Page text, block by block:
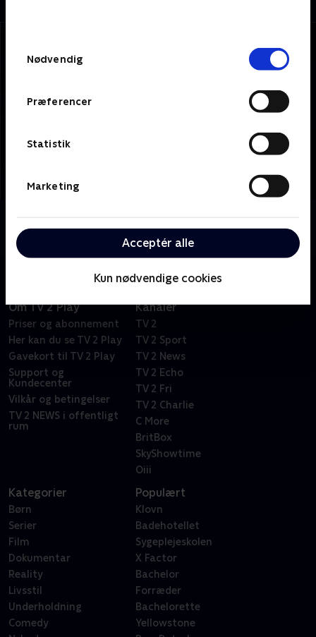
Nødvendig
Præferencer
Statistik
Marketing
Acceptér alle
Kun nødvendige cookies
Se 19.30-nyhederne fra TV 2 Kosmopol.
Om TV 2 Play
Priser og abonnement
Her kan du se TV 2 Play
Gavekort til TV 2 Play
Support og
Kundecenter
Vilkår og betingelser
TV 2 NEWS i offentligt
rum
Kanaler
TV 2
TV 2 Sport
TV 2 News
TV 2 Echo
TV 2 Fri
TV 2 Charlie
C More
BritBox
SkyShowtime
Oiii
Kategorier
Børn
Serier
Film
Dokumentar
Reality
Livsstil
Underholdning
Comedy
Populært
Klovn
Badehotellet
Sygeplejeskolen
X Factor
Bachelor
Forræder
Bachelorette
Yellowstone